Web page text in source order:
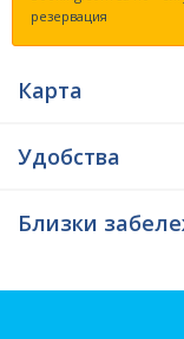
Къща за гости Рая
навсякъде -
резервация
Карта
Удобства
Близки